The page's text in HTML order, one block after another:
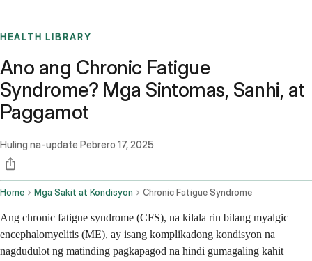
HEALTH LIBRARY
Ano ang Chronic Fatigue
Syndrome? Mga Sintomas, Sanhi, at
Paggamot
Huling na-update Pebrero 17, 2025
Home Mga Sakit at Kondisyon Chronic Fatigue Syndrome
Ang chronic fatigue syndrome (CFS), na kilala rin bilang myalgic
encephalomyelitis (ME), ay isang komplikadong kondisyon na
nagdudulot ng matinding pagkapagod na hindi gumagaling kahit